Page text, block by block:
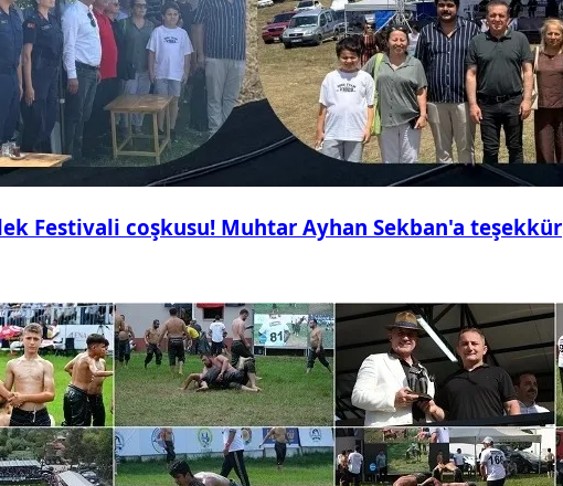
Festivali coşkusu! Muhtar Ayhan Sekban'a teşekkür